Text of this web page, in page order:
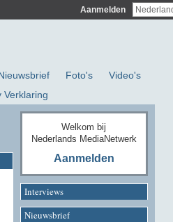
Aanmelden
Foto's
Video's
Verklaring
Welkom bij
Nederlands MediaNetwerk
Aanmelden
Interviews
Nieuwsbrief